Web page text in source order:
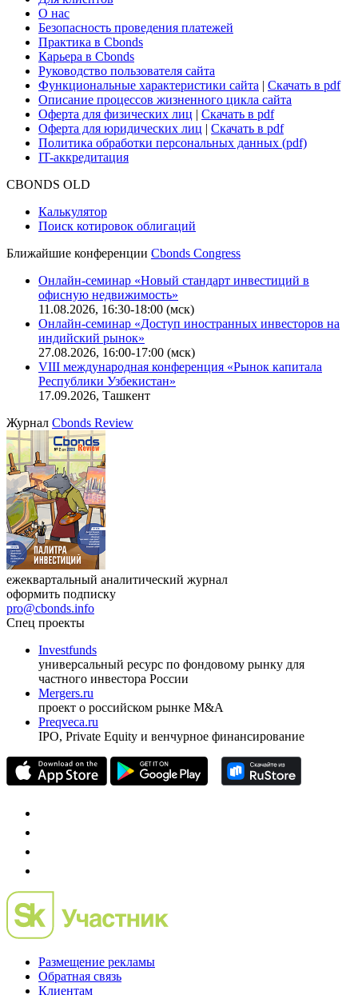
О нас
Безопасность проведения платежей
Практика в Cbonds
Карьера в Cbonds
Руководство пользователя сайта
Функциональные характеристики сайта | Скачать в pdf
Описание процессов жизненного цикла сайта
Оферта для физических лиц | Скачать в pdf
Оферта для юридических лиц | Скачать в pdf
Политика обработки персональных данных (pdf)
IT-аккредитация
CBONDS OLD
Калькулятор
Поиск котировок облигаций
Ближайшие конференции Cbonds Congress
Онлайн-семинар «Новый стандарт инвестиций в
офисную недвижимость»
11.08.2026, 16:30-18:00 (мск)
Онлайн-семинар «Доступ иностранных инвесторов на
индийский рынок»
27.08.2026, 16:00-17:00 (мск)
VIII международная конференция «Рынок капитала
Республики Узбекистан»
17.09.2026, Ташкент
Журнал Cbonds Review
ежеквартальный аналитический журнал
оформить подписку
pro@cbonds.info
Спец проекты
Investfunds
универсальный ресурс по фондовому рынку для
частного инвестора России
Mergers.ru
проект о российском рынке M&A
Preqveca.ru
IPO, Private Equity и венчурное финансирование
Размещение рекламы
Обратная связь
Клиентам